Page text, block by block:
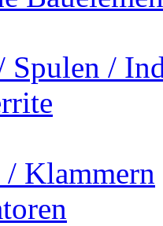
Spulen /
Klammern